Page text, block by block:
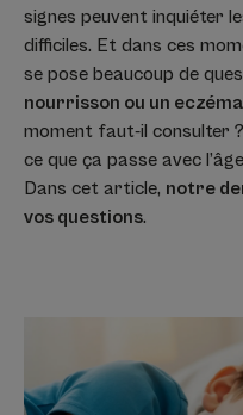
signes peuvent inquiéter
difficiles. Et dans ces
se pose beaucoup de
nourrisson ou un eczéma
moment faut-il consulter
ce que ça passe avec
Dans cet article, notre
vos questions.